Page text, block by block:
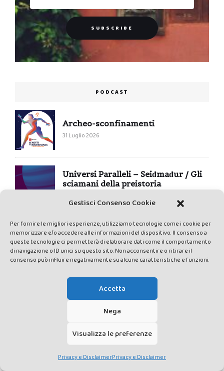
Gestisci Consenso Cookie
Per fornire le migliori esperienze, utilizziamo tecnologie come i cookie per
memorizzare e/o accedere alle informazioni del dispositivo. Il consenso a
queste tecnologie ci permetterà di elaborare dati come il comportamento
di navigazione o ID unici su questo sito. Non acconsentire o ritirare il
consenso può influire negativamente su alcune caratteristiche e funzioni.
Accetta
Nega
Visualizza le preferenze
Privacy e DisclaimerPrivacy e Disclaimer
PODCAST
Archeo-sconfinamenti
31 Luglio 2026
Universi Paralleli – Seiđmađur / Gli
sciamani della preistoria
Universi Paralleli – Orientalismo /
Arte sciamanica nella preistoria?
16 Marzo 2026
COLOPHON
Edizione Valdichiana Media Srl – P.IVA e C.F. 01377300528 – ROC
con autorizzazione n°1 del 12/04/2014 – Sede legale Piazza Nazioni